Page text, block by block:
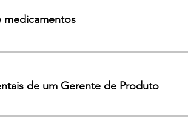
medicamentos
de um Gerente de Produto